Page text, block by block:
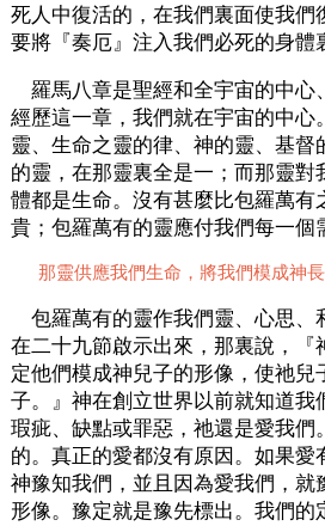
死人中復活的，在我們裏面使我們
要將『奏厄』注入我們必死的身體
羅馬八章是聖經和全宇宙的中心
經歷這一章，我們就在宇宙的中心
靈、生命之靈的律、神的靈、基督
的靈，在那靈裏全是一；而那靈對
體都是生命。沒有甚麼比包羅萬有
貴；包羅萬有的靈應付我們每一個
那靈供應我們生命，將我們模成神
包羅萬有的靈作我們靈、心思、
在二十九節啟示出來，那裏說，『
定他們模成神兒子的形像，使祂兒
子。』神在創立世界以前就知道我
瑕疵、缺點或罪惡，祂還是愛我們
的。真正的愛都沒有原因。如果愛
神豫知我們，並且因為愛我們，就
形像。豫定就是豫先標出。我們的